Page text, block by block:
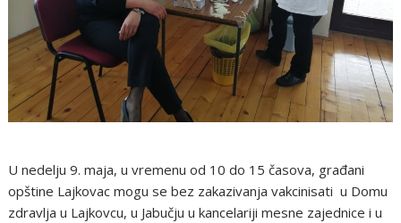
U nedelju 9. maja, u vremenu od 10 do 15 časova, građani
opštine Lajkovac mogu se bez zakazivanja vakcinisati u Domu
zdravlja u Lajkovcu, u Jabučju u kancelariji mesne zajednice i u